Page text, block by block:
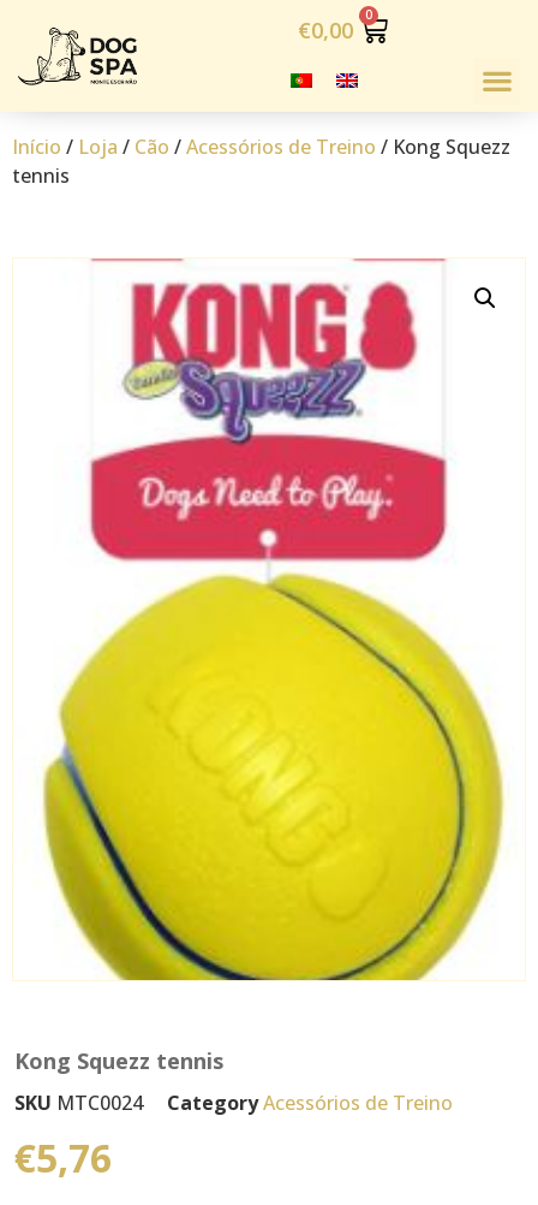
€0,00
Início / Loja / Cão /Acessórios de Treino / Kong Squezz
tennis
Kong Squezz tennis
SKU MTC0024 CategoryAcessórios de Treino
€5,76